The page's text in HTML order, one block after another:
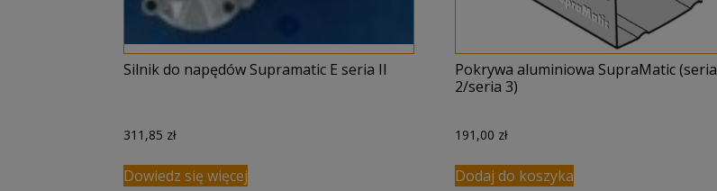
Silnik do napędów Supramatic E seria II
311,85 zł
Dowiedz się więcej
Pokrywa aluminiowa SupraMatic (seria
2/seria 3)
191,00 zł
Dodaj do koszyka